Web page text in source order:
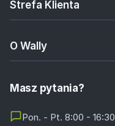
Strefa Klienta
O Wally
Masz pytania?
Pon. - Pt. 8:00 - 16:30